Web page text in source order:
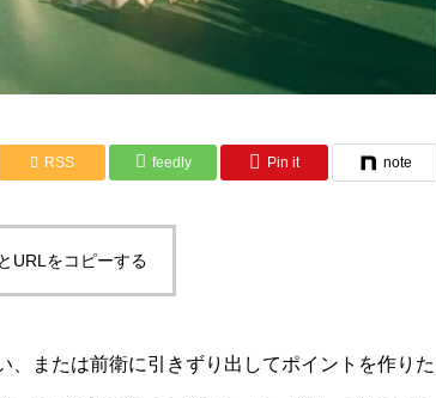
RSS feedly Pin it note
URLをコピーする
または前衛に引きずり出してポイントを作りた